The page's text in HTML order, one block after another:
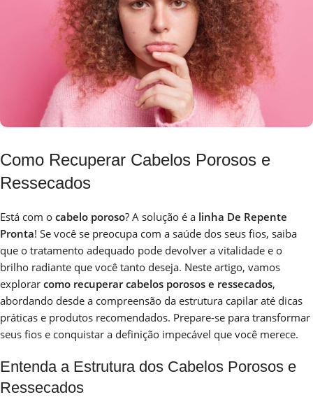
Como Recuperar Cabelos Porosos e
Ressecados
Está com o cabelo poroso? A solução é a linha De Repente
Pronta! Se você se preocupa com a saúde dos seus fios, saiba
que o tratamento adequado pode devolver a vitalidade e o
brilho radiante que você tanto deseja. Neste artigo, vamos
explorar como recuperar cabelos porosos e ressecados,
abordando desde a compreensão da estrutura capilar até dicas
práticas e produtos recomendados. Prepare-se para transformar
seus fios e conquistar a definição impecável que você merece.
Entenda a Estrutura dos Cabelos Porosos e
Ressecados